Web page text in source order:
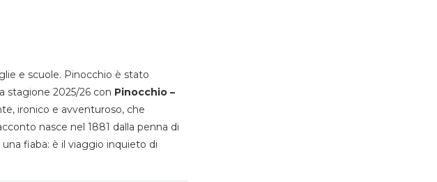
e scuole. Pinocchio è stato
stagione 2025/26 con Pinocchio –
ironico e avventuroso, che
nasce nel 1881 dalla penna di
fiaba: è il viaggio inquieto di